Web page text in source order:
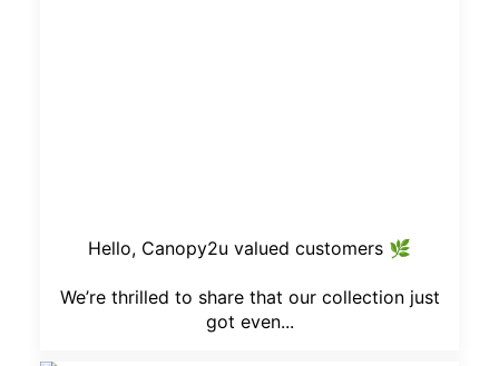
Hello, Canopy2u valued customers 🌿
We’re thrilled to share that our collection just
got even...